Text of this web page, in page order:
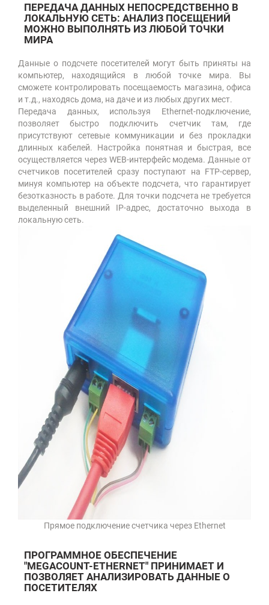
ПЕРЕДАЧА ДАННЫХ НЕПОСРЕДСТВЕННО В
ЛОКАЛЬНУЮ СЕТЬ: АНАЛИЗ ПОСЕЩЕНИЙ
МОЖНО ВЫПОЛНЯТЬ ИЗ ЛЮБОЙ ТОЧКИ
МИРА
Данные о подсчете посетителей могут быть приняты на
компьютер, находящийся в любой точке мира. Вы
сможете контролировать посещаемость магазина, офиса
и т.д., находясь дома, на даче и из любых других мест.
Передача данных, используя Ethernet-подключение,
позволяет быстро подключить счетчик там, где
присутствуют сетевые коммуникации и без прокладки
длинных кабелей. Настройка понятная и быстрая, все
осуществляется через WEB-интерфейс модема. Данные от
счетчиков посетителей сразу поступают на FTP-сервер,
минуя компьютер на объекте подсчета, что гарантирует
безотказность в работе. Для точки подсчета не требуется
выделенный внешний IP-адрес, достаточно выхода в
локальную сеть.
Прямое подключение счетчика через Ethernet
ПРОГРАММНОЕ ОБЕСПЕЧЕНИЕ
"MEGACOUNT-ETHERNET" ПРИНИМАЕТ И
ПОЗВОЛЯЕТ АНАЛИЗИРОВАТЬ ДАННЫЕ О
ПОСЕТИТЕЛЯХ